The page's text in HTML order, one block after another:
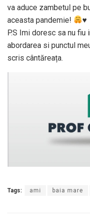
va aduce zambetul pe
aceasta pandemie!
♥️
P.S Imi doresc sa nu
abordarea si punctul
scris cântăreața.
Tags: ami baia mare